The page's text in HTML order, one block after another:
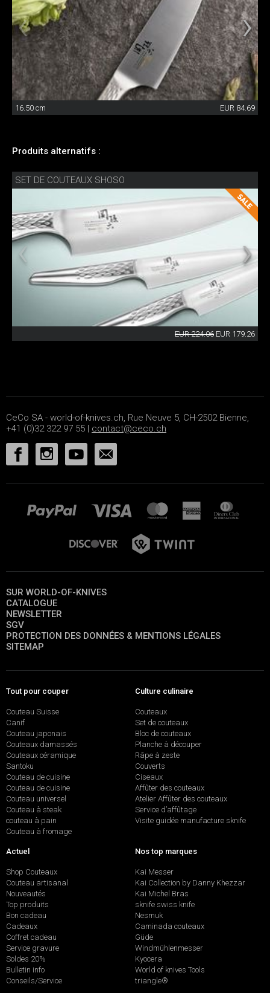
16.50 cm EUR 84.69
Produits alternatifs :
SET DE COUTEAUX SHOSO
EUR 224.06 EUR 179.26
CeCo SA - world-of-knives.ch, Rue Neuve 5, CH-2502 Bienne,
+41 (0)32 322 97 55 | contact@ceco.ch
SUR WORLD-OF-KNIVES
CATALOGUE
NEWSLETTER
SGV
PROTECTION DES DONNÉES & MENTIONS LÉGALES
SITEMAP
Tout pour couper
Couteau Suisse
Canif
Couteau japonais
Couteaux damassés
Couteaux céramique
Santoku
Couteau de cuisine
Couteau de cuisine
Couteau universel
Couteau à steak
couteau à pain
Couteau à fromage
Culture culinaire
Couteaux
Set de couteaux
Bloc de couteaux
Planche à découper
Râpe à zeste
Couverts
Ciseaux
Affûter des couteaux
Atelier Affûter des couteaux
Service d’affûtage
Visite guidée manufacture sknife
Actuel
Shop Couteaux
Couteau artisanal
Nouveautés
Top produits
Bon cadeau
Cadeaux
Coffret cadeau
Service gravure
Soldes 20%
Bulletin info
Conseils/Service
Nos top marques
Kai Messer
Kai Collection by Danny Khezzar
Kai Michel Bras
sknife swiss knife
Nesmuk
Caminada couteaux
Güde
Windmühlenmesser
Kyocera
World of knives Tools
triangle®